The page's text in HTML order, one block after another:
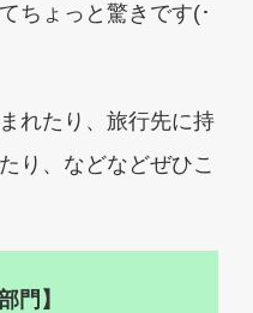
ちょっと驚きです(･
れたり、旅行先に持
り、などなどぜひこ
門】